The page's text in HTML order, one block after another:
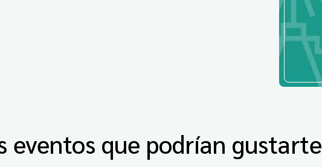
eventos que podrían gustarte